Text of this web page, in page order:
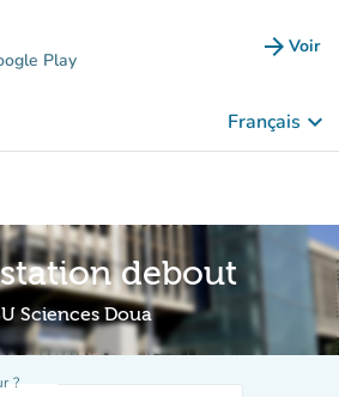
Play arrow_forward Voir
Français keyboard_arrow_down
debout
Sciences Doua
?